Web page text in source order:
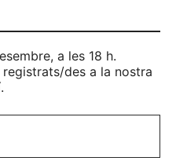
a les 18 h.
des a la nostra